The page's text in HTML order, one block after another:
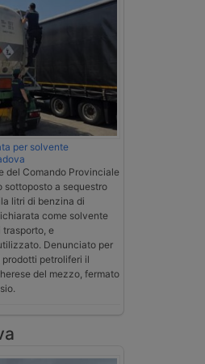
per solvente
del Comando Provinciale
sottoposto a sequestro
litri di benzina di
come solvente
trasporto, e
Denunciato per
petroliferi il
del mezzo, fermato